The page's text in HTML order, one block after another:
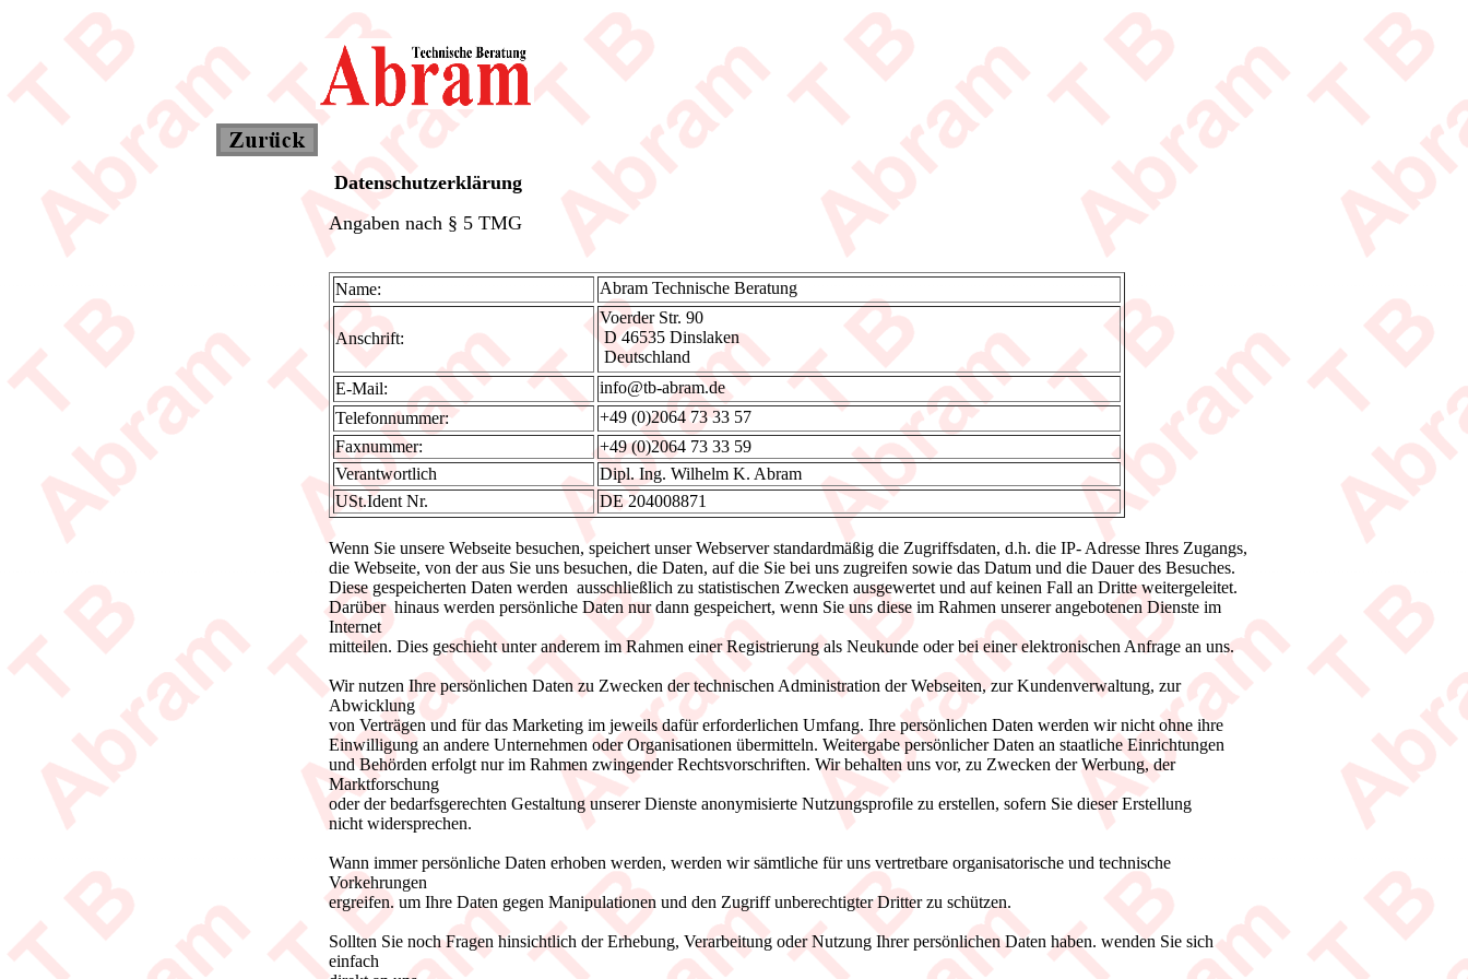
Datenschutzerklärung
Angaben nach § 5 TMG
Name: Abram Technische Beratung
Anschrift:
Voerder Str. 90
D 46535 Dinslaken
Deutschland
E-Mail:
info@tb-abram.de
Telefonnummer:
+49 (0)2064 73 33 57
Faxnummer:
+49 (0)2064 73 33 59
Verantwortlich
Dipl. Ing. Wilhelm K. Abram
USt.Ident Nr.
DE 204008871
Wenn Sie unsere Webseite besuchen, speichert unser Webserver standardmäßig die Zugriffsdaten, d.h. die IP- Adresse Ihres Zugangs,
die Webseite, von der aus Sie uns besuchen, die Daten, auf die Sie bei uns zugreifen sowie das Datum und die Dauer des Besuches.
Diese gespeicherten Daten werden ausschließlich zu statistischen Zwecken ausgewertet und auf keinen Fall an Dritte weitergeleitet.
Darüber hinaus werden persönliche Daten nur dann gespeichert, wenn Sie uns diese im Rahmen unserer angebotenen Dienste im
Internet
mitteilen. Dies geschieht unter anderem im Rahmen einer Registrierung als Neukunde oder bei einer elektronischen Anfrage an uns.
Wir nutzen Ihre persönlichen Daten zu Zwecken der technischen Administration der Webseiten, zur Kundenverwaltung, zur
Abwicklung
von Verträgen und für das Marketing im jeweils dafür erforderlichen Umfang. Ihre persönlichen Daten werden wir nicht ohne ihre
Einwilligung an andere Unternehmen oder Organisationen übermitteln. Weitergabe persönlicher Daten an staatliche Einrichtungen
und Behörden erfolgt nur im Rahmen zwingender Rechtsvorschriften. Wir behalten uns vor, zu Zwecken der Werbung, der
Marktforschung
oder der bedarfsgerechten Gestaltung unserer Dienste anonymisierte Nutzungsprofile zu erstellen, sofern Sie dieser Erstellung
nicht widersprechen.
Wann immer persönliche Daten erhoben werden, werden wir sämtliche für uns vertretbare organisatorische und technische
Vorkehrungen
ergreifen. um Ihre Daten gegen Manipulationen und den Zugriff unberechtigter Dritter zu schützen.
Sollten Sie noch Fragen hinsichtlich der Erhebung, Verarbeitung oder Nutzung Ihrer persönlichen Daten haben. wenden Sie sich
einfach